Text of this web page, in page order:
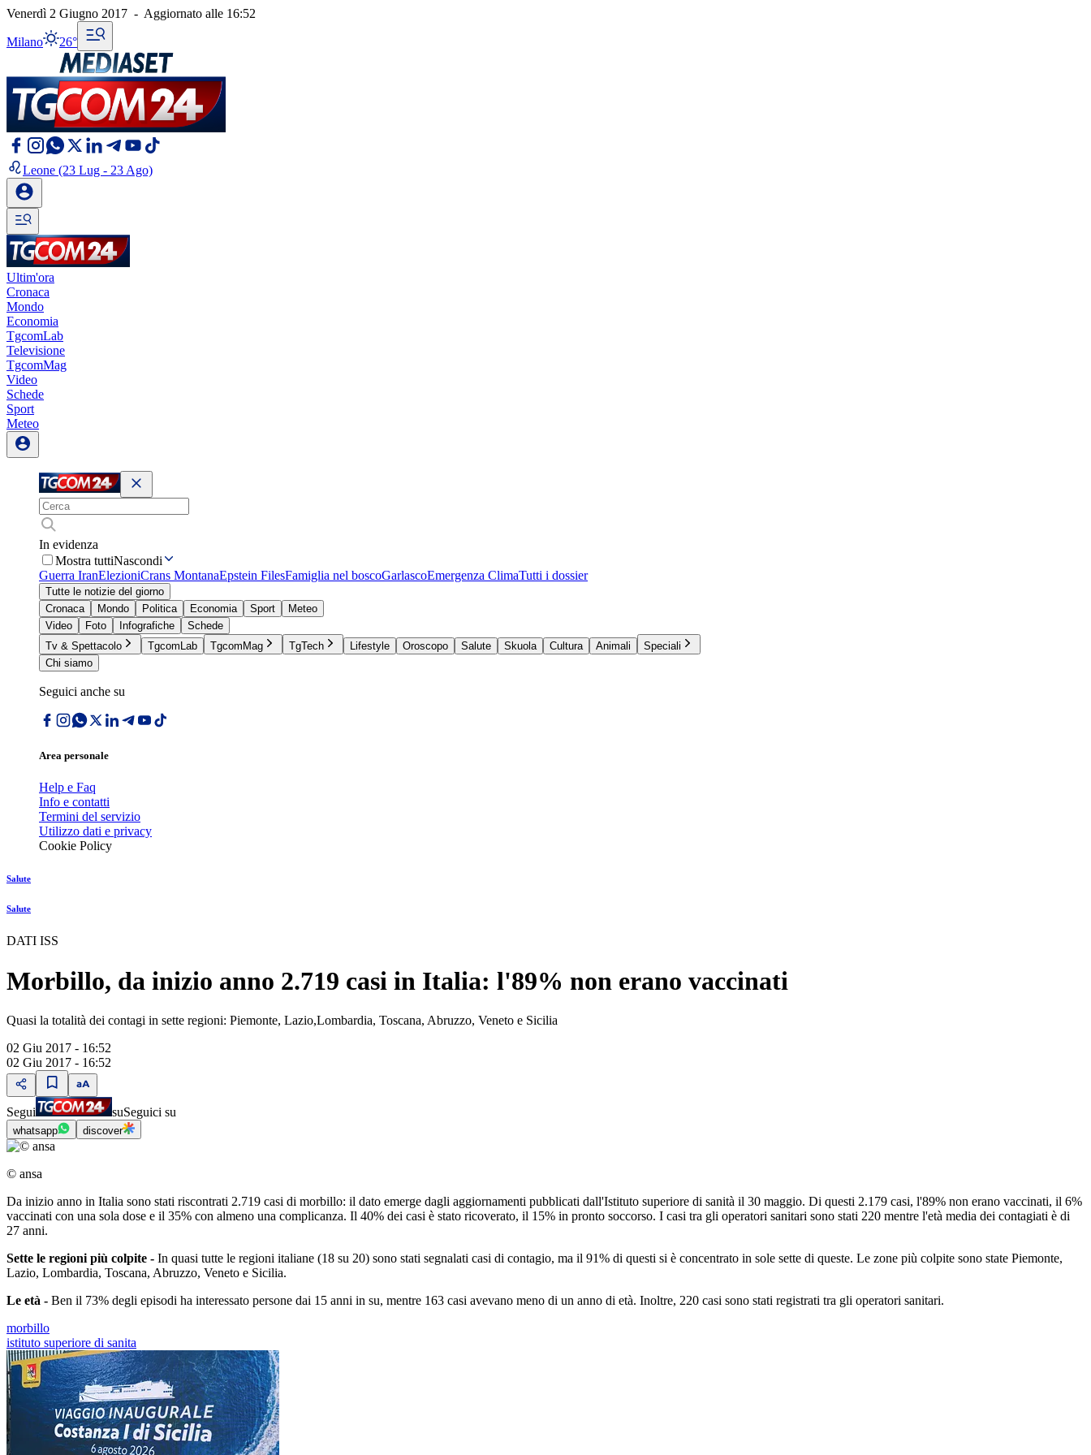
Venerdì 2 Giugno 2017 - Aggiornato alle 16:52
Milano 26°
Leone (23 Lug - 23 Ago)
Ultim'ora
Cronaca
Mondo
Economia
TgcomLab
Televisione
TgcomMag
Video
Schede
Sport
Meteo
In evidenza
Mostra tuttiNascondi
Guerra IranElezioniCrans MontanaEpstein FilesFamiglia nel boscoGarlascoEmergenza ClimaTutti i dossier
Tutte le notizie del giorno
Cronaca
Mondo Politica Economia Sport
Meteo
Video
Foto Infografiche
Schede
Tv & Spettacolo
TgcomLab TgcomMag TgTech Lifestyle Oroscopo Salute Skuola Cultura Animali
Speciali
Chi siamo
Seguici anche su
Area personale
Help e Faq
Info e contatti
Termini del servizio
Utilizzo dati e privacy
Cookie Policy
Salute
Salute
DATI ISS
Morbillo, da inizio anno 2.719 casi in Italia: l'89% non erano vaccinati
Quasi la totalità dei contagi in sette regioni: Piemonte, Lazio,Lombardia, Toscana, Abruzzo, Veneto e Sicilia
02 Giu 2017 - 16:52
02 Giu 2017 - 16:52
Segui suSeguici su
whatsapp discover
© ansa
Da inizio anno in Italia sono stati riscontrati 2.719 casi di morbillo: il dato emerge dagli aggiornamenti pubblicati dall'Istituto superiore di sanità il 30 maggio. Di questi 2.179 casi, l'89% non erano vaccinati, il 6%
vaccinati con una sola dose e il 35% con almeno una complicanza. Il 40% dei casi è stato ricoverato, il 15% in pronto soccorso. I casi tra gli operatori sanitari sono stati 220 mentre l'età media dei contagiati è di
27 anni.
Sette le regioni più colpite - In quasi tutte le regioni italiane (18 su 20) sono stati segnalati casi di contagio, ma il 91% di questi si è concentrato in sole sette di queste. Le zone più colpite sono state Piemonte,
Lazio, Lombardia, Toscana, Abruzzo, Veneto e Sicilia.
Le età - Ben il 73% degli episodi ha interessato persone dai 15 anni in su, mentre 163 casi avevano meno di un anno di età. Inoltre, 220 casi sono stati registrati tra gli operatori sanitari.
morbillo
istituto superiore di sanita